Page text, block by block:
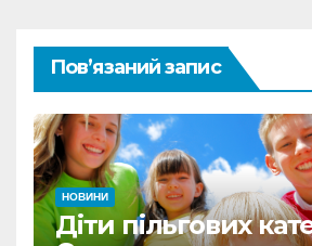
Пов’язаний запис
НОВИНИ
Діти пільгових